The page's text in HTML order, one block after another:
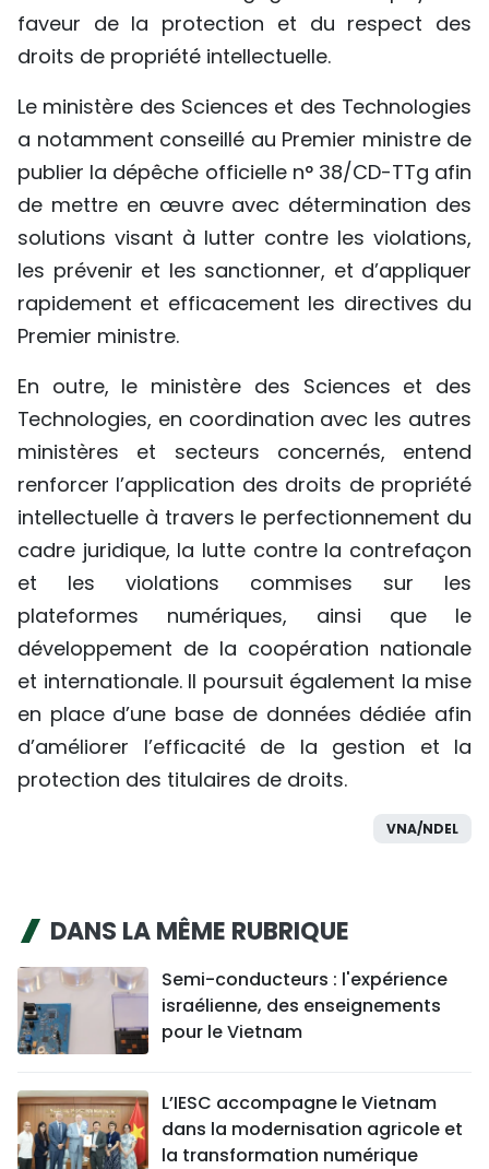
faveur de la protection et du respect des
droits de propriété intellectuelle.
Le ministère des Sciences et des Technologies
a notamment conseillé au Premier ministre de
publier la dépêche officielle n° 38/CD-TTg afin
de mettre en œuvre avec détermination des
solutions visant à lutter contre les violations,
les prévenir et les sanctionner, et d’appliquer
rapidement et efficacement les directives du
Premier ministre.
En outre, le ministère des Sciences et des
Technologies, en coordination avec les autres
ministères et secteurs concernés, entend
renforcer l’application des droits de propriété
intellectuelle à travers le perfectionnement du
cadre juridique, la lutte contre la contrefaçon
et les violations commises sur les
plateformes numériques, ainsi que le
développement de la coopération nationale
et internationale. Il poursuit également la mise
en place d’une base de données dédiée afin
d’améliorer l’efficacité de la gestion et la
protection des titulaires de droits.
VNA/NDEL
DANS LA MÊME RUBRIQUE
Semi-conducteurs : l'expérience
israélienne, des enseignements
pour le Vietnam
L’IESC accompagne le Vietnam
dans la modernisation agricole et
la transformation numérique